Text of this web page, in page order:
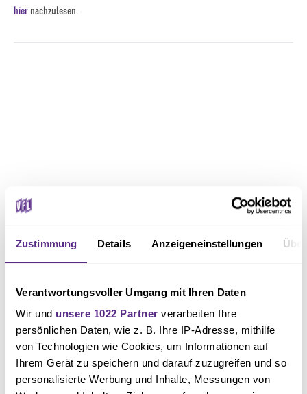
Zustimmung Details Anzeigeneinstellungen
Verantwortungsvoller Umgang mit Ihren Daten
Wir und unsere 1022 Partner verarbeiten Ihre
persönlichen Daten, wie z. B. Ihre IP-Adresse, mithilfe
von Technologien wie Cookies, um Informationen auf
Ihrem Gerät zu speichern und darauf zuzugreifen und so
personalisierte Werbung und Inhalte, Messungen von
hier nachzulesen.